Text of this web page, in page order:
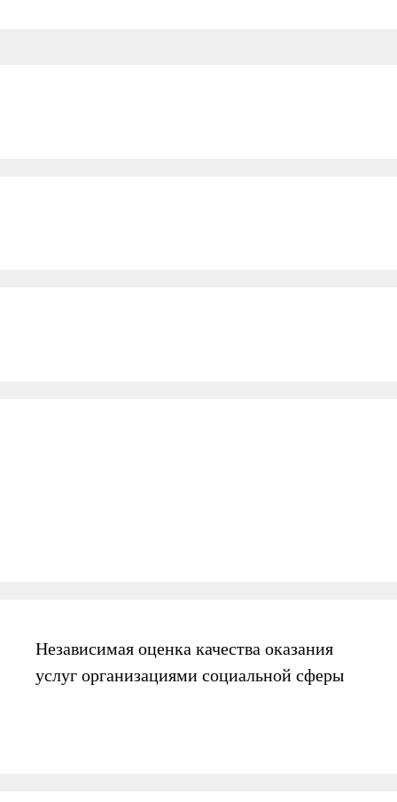
Независимая оценка качества оказания
услуг организациями социальной сферы